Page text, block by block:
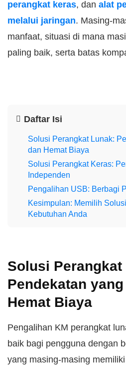
perangkat keras, dan alat
melalui jaringan. Masing-
manfaat, situasi di mana
paling baik, serta batas
Daftar Isi
Solusi Perangkat Lunak:
dan Hemat Biaya
Solusi Perangkat Keras:
Independen
Pengalihan USB: Berbagi
Kesimpulan: Memilih
Kebutuhan Anda
Solusi Perangkat
Pendekatan
Hemat Biaya
Pengalihan KM perangkat
baik bagi pengguna dengan
yang masing-masing